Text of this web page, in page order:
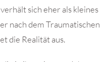
sich eher als kleines
nach dem Traumatischen
die Realität aus.